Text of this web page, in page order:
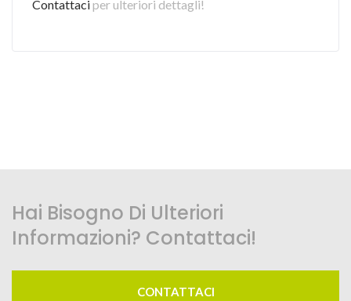
Contattaciper ulteriori dettagli!
Hai Bisogno Di Ulteriori
Informazioni? Contattaci!
CONTATTACI